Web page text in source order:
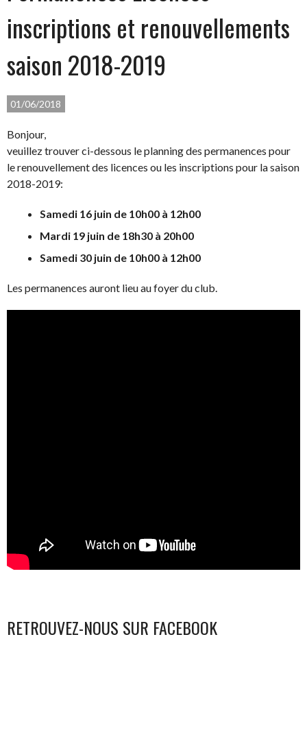
inscriptions et renouvellements
saison 2018-2019
01/06/2018
Bonjour,
veuillez trouver ci-dessous le planning des permanences pour
le renouvellement des licences ou les inscriptions pour la saison
2018-2019:
Samedi 16 juin de 10h00 à 12h00
Mardi 19 juin de 18h30 à 20h00
Samedi 30 juin de 10h00 à 12h00
Les permanences auront lieu au foyer du club.
RETROUVEZ-NOUS SUR FACEBOOK